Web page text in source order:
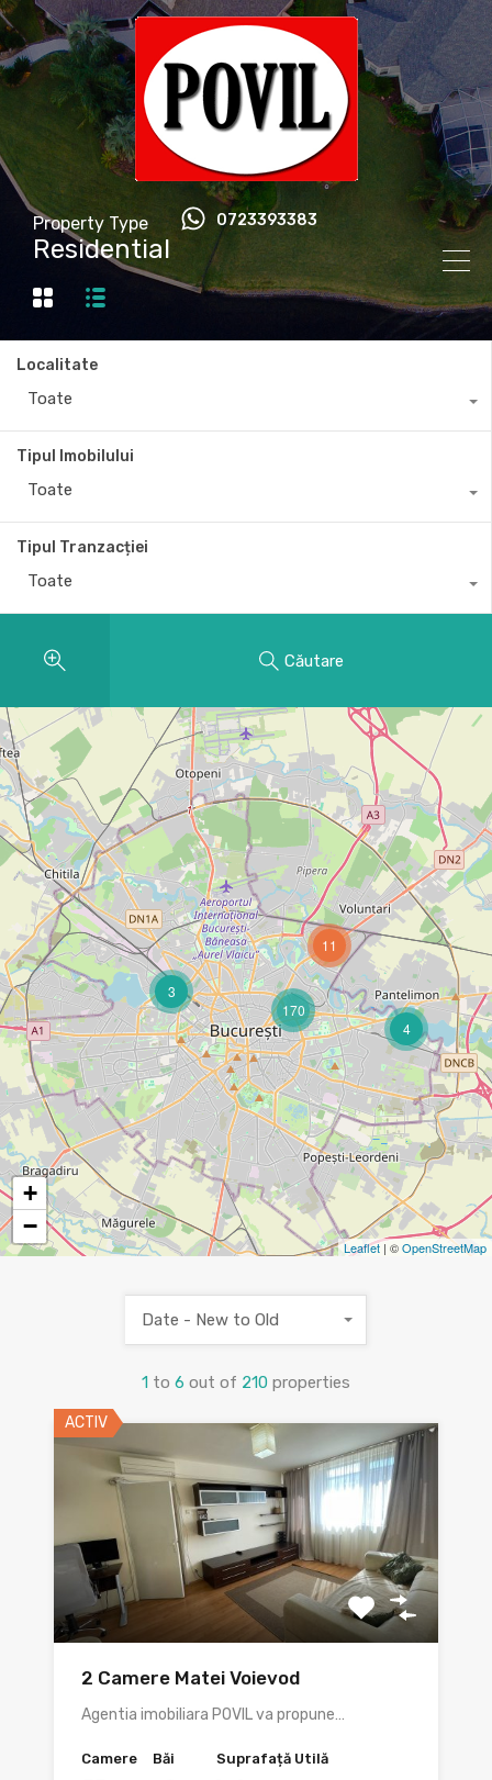
0723393383
Property Type
Residential
Localitate
Toate
Tipul Imobilului
Toate
Tipul Tranzacției
Toate
Căutare
3
4
11
170
+
−
Leaflet| ©OpenStreetMap
1 to 6 out of 210 properties
Date - New to Old
ACTIV
2 Camere Matei Voievod
Agentia imobiliara POVIL va propune…
Camere Băi Suprafață Utilă